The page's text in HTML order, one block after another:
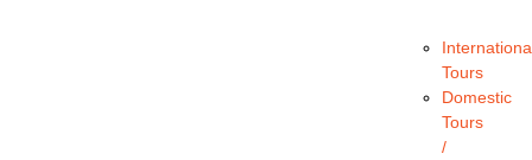
Tours
Domestic
Tours
/